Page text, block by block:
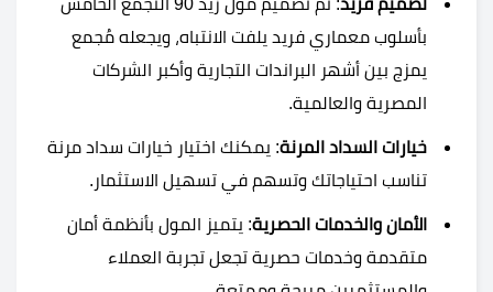
بأسلوب معماري فريد يلفت الانتباه، ويجعله مُجمع
يمزج بين أشهر البراندات التجارية وأكبر الشركات
المصرية والعالمية.
خيارات السداد المرنة: يمكنك اختيار خيارات سداد مرنة
تناسب احتياجاتك وتسهم في تسهيل الاستثمار.
الأمان والخدمات الحصرية: يتميز المول بأنظمة أمان
متقدمة وخدمات حصرية تجعل تجربة العملاء